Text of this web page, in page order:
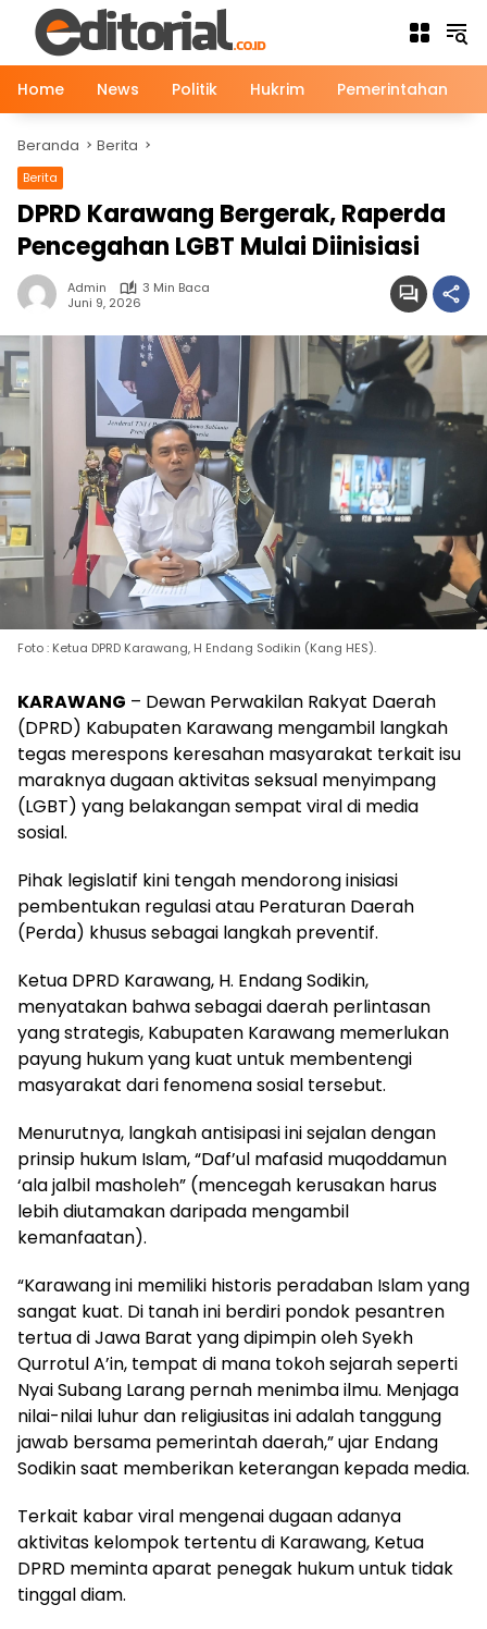
Langsung
konten
Home
News Politik Hukrim Pemerintahan
Beranda Berita
Berita
DPRD Karawang Bergerak, Raperda
Pencegahan LGBT Mulai Diinisiasi
Admin
3 Min Baca
Juni 9, 2026
Foto : Ketua DPRD Karawang, H Endang Sodikin (Kang HES).
KARAWANG – Dewan Perwakilan Rakyat Daerah
(DPRD) Kabupaten Karawang mengambil langkah
tegas merespons keresahan masyarakat terkait isu
maraknya dugaan aktivitas seksual menyimpang
(LGBT) yang belakangan sempat viral di media
sosial.
Pihak legislatif kini tengah mendorong inisiasi
pembentukan regulasi atau Peraturan Daerah
(Perda) khusus sebagai langkah preventif.
Ketua DPRD Karawang, H. Endang Sodikin,
menyatakan bahwa sebagai daerah perlintasan
yang strategis, Kabupaten Karawang memerlukan
payung hukum yang kuat untuk membentengi
masyarakat dari fenomena sosial tersebut.
Menurutnya, langkah antisipasi ini sejalan dengan
prinsip hukum Islam, “Daf’ul mafasid muqoddamun
‘ala jalbil masholeh” (mencegah kerusakan harus
lebih diutamakan daripada mengambil
kemanfaatan).
“Karawang ini memiliki historis peradaban Islam yang
sangat kuat. Di tanah ini berdiri pondok pesantren
tertua di Jawa Barat yang dipimpin oleh Syekh
Qurrotul A’in, tempat di mana tokoh sejarah seperti
Nyai Subang Larang pernah menimba ilmu. Menjaga
nilai-nilai luhur dan religiusitas ini adalah tanggung
jawab bersama pemerintah daerah,” ujar Endang
Sodikin saat memberikan keterangan kepada media.
Terkait kabar viral mengenai dugaan adanya
aktivitas kelompok tertentu di Karawang, Ketua
DPRD meminta aparat penegak hukum untuk tidak
tinggal diam.